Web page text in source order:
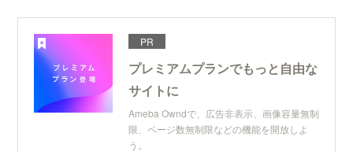
PR
プレミアムプランでもっと自由な
サイトに
Ameba Owndで、広告非表示、画像容量無制
限、ページ数無制限などの機能を開放しよ
う。